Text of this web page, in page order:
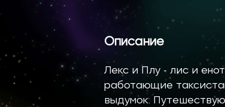
Описание
Лекс и Плу - лис и
работающие
выдумок.